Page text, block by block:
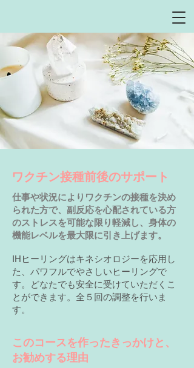
​ワクチン接種前後のサポート
​仕事や状況によりワクチンの接種を決め
られた方で、副反応を心配されている方
のストレスを可能な限り軽減し、身体の
機能レベルを最大限に引き上げます。
IHヒーリングはキネシオロジーを応用し
た、パワフルでやさしいヒーリングで
す。どなたでも安全に受けていただくこ
とができます。全５回の調整を行いま
す。
このコースを作ったきっかけと、
お勧めする理由